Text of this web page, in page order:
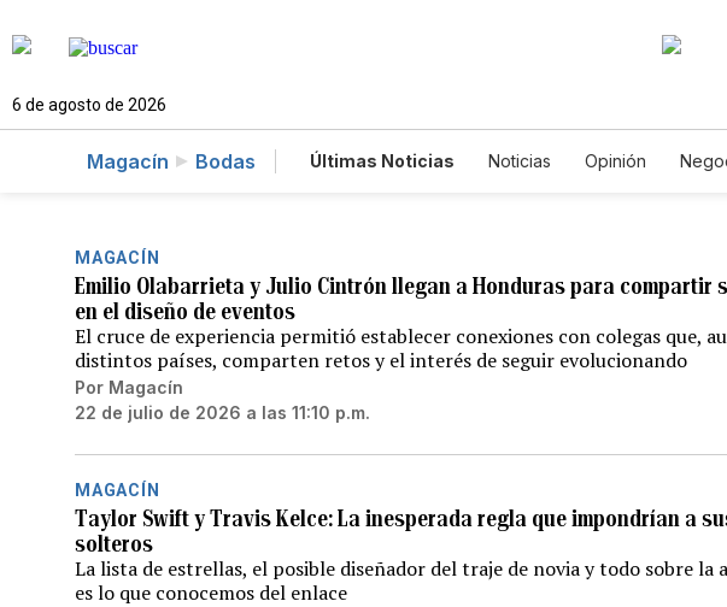
6 de agosto de 2026
Magacín Bodas Últimas Noticias Noticias Opinión
MAGACÍN
Emilio Olabarrieta y Julio Cintrón llegan a Honduras para compartir
en el diseño de eventos
El cruce de experiencia permitió establecer conexiones con colegas que,
distintos países, comparten retos y el interés de seguir evolucionando
Por Magacín
22 de julio de 2026 a las 11:10 p.m.
MAGACÍN
Taylor Swift y Travis Kelce: La inesperada regla que impondrían a
solteros
La lista de estrellas, el posible diseñador del traje de novia y todo sobre la
es lo que conocemos del enlace